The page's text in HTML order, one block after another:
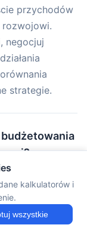
przychodów
negocjuj
strategie.
i projekcji
Jest idealny
dochodów
nie
kalkulatorów i
wszystkie